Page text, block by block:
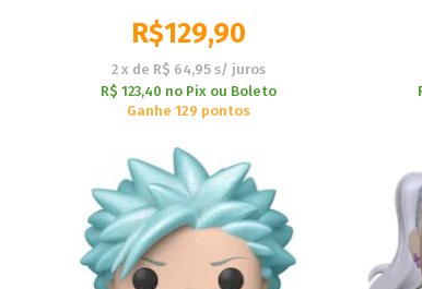
R$129,90
2 x de R$ 64,95 s/ juros
R$ 123,40 no Pix ou Boleto
Ganhe 129 pontos